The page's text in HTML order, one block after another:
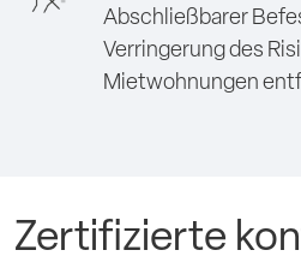
Abschließbarer
Verringerung des
Mietwohnungen
Zertifizierte